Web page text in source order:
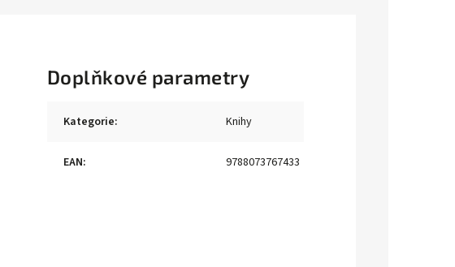
Doplňkové parametry
Kategorie: Knihy
EAN: 9788073767433